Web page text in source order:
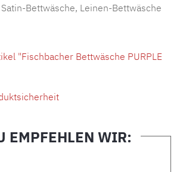
Satin-Bettwäsche, Leinen-Bettwäsche
"Fischbacher Bettwäsche PURPLE
EMPFEHLEN WIR: